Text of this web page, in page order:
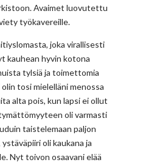
Avaimet luovutettu
työkavereille.
joka virallisesti
kauhean hyvin kotona
tylsiä ja toimettomia
tosi mielelläni menossa
alta pois, kun lapsi ei ollut
oli varmasti
taistelemaan paljon
oli kaukana ja
Nyt toivon osaavani elää